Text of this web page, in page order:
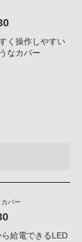
く操作しやすい
なカバー
バー
給電できるLED